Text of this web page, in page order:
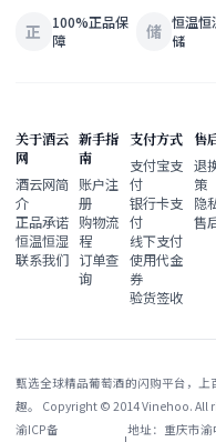
正
100%正品保
障
储 恒温恒
储
关于酒云
网
酒云网简
介
正品承诺
恒温恒湿
联系我们
新手指
南
账户注
册
购物流
程
订单查
询
支付方式
支付宝支
付
银行卡支
付
线下支付
使用代金
券
验货签收
售
退
策
隐
售
甄选全球精品葡萄酒的闪购平台，
趣。 Copyright © 2014 Vinehoo. All
渝ICP备
地址：重庆市